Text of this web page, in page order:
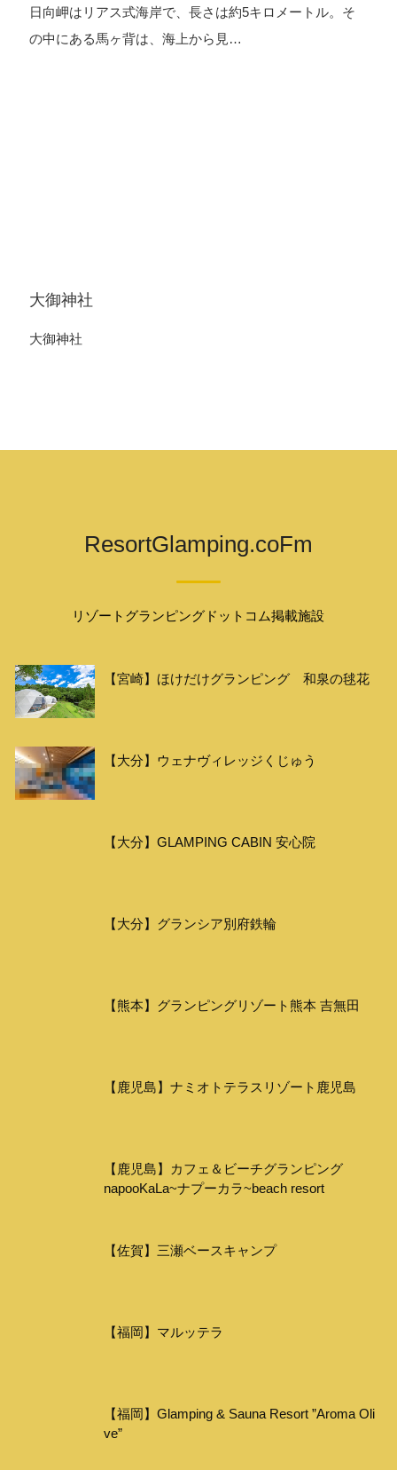
日向岬はリアス式海岸で、長さは約5キロメートル。そ
の中にある馬ヶ背は、海上から見…
大御神社
大御神社
ResortGlamping.coFm
リゾートグランピングドットコム掲載施設
【宮崎】ほけだけグランピング 和泉の毬花
【大分】ウェナヴィレッジくじゅう
【大分】GLAMPING CABIN 安心院
【大分】グランシア別府鉄輪
【熊本】グランピングリゾート熊本 吉無田
【鹿児島】ナミオトテラスリゾート鹿児島
【鹿児島】カフェ＆ビーチグランピング
napooKaLa~ナプーカラ~beach resort
【佐賀】三瀬ベースキャンプ
【福岡】マルッテラ
【福岡】Glamping & Sauna Resort ”Aroma Oli
ve”